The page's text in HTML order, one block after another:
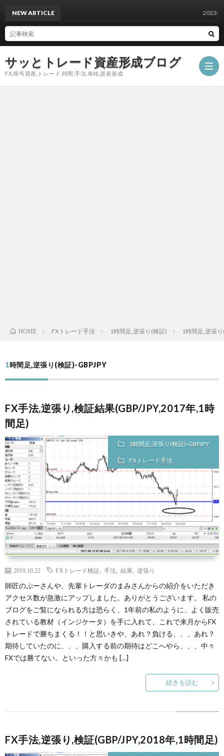
サッとトレード資産形成ブログ
FX,暗号資産,トレード,時間,手法,単純,資産形成
NEW ARTICLE 2023年9月
HOME FXトレード手法 1時間足,逆張り(検証) 1時間足,逆張
1時間足,逆張り(検証)-GBPJPY
FX手法,逆張り,検証結果(GBP/JPY,2017年,1時
間足)
1時間足,逆張り(検証)-GBPJPY
FXトレード手法
2019.10.22 FXトレード検証 手法 結果 逆張り
師匠のぷーさんや、先輩トレーダのまみさんからの紹介をいただき
アクセス数が急激にアップしました。ありがとうございます。 私の
ブログをご覧になられる方は恐らく、1年前の私のように、よく販売
されている教材（インジケータ）を手に入れて、これで来月からFX
トレードで勝ちまくる！！と思いきや、あれ？負ける、、、あれ？
期待していたのに、、、購入する前の期待はどこへやら、、、中々
FXでは勝てない。といった方々かも […]
続きを読む
FX手法,逆張り,検証(GBP/JPY,2018年,1時間足)